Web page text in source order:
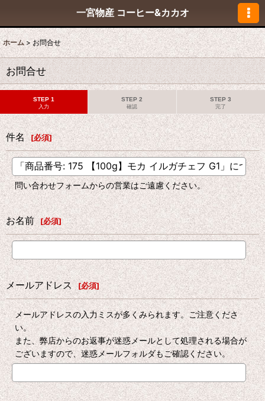
一宮物産 コーヒー&カカオ
ホーム > お問合せ
お問合せ
STEP 1
入力
STEP 2
確認
STEP 3
完了
件名 [必須]
問い合わせフォームからの営業はご遠慮ください。
お名前 [必須]
メールアドレス [必須]
メールアドレスの入力ミスが多くみられます。ご注意くださ
い。
また、弊店からのお返事が迷惑メールとして処理される場合が
ございますので、迷惑メールフォルダもご確認ください。